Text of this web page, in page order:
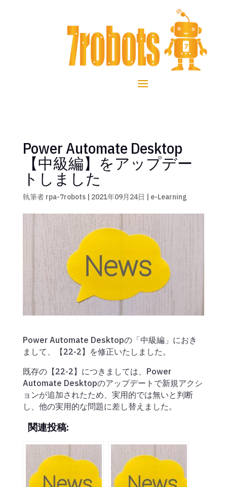
Power Automate Desktop
【中級編】をアップデー
トしました
執筆者 rpa-7robots| 2021年09月24日 | e-Learning
Power Automate Desktopの「中級編」におき
まして、【22-2】を修正いたしました。
既存の【22-2】につきましては、Power
Automate Desktopのアップデートで新規アクシ
ョンが追加されたため、実用的では無いと判断
し、他の実用的な問題に差し替えました。
関連投稿: